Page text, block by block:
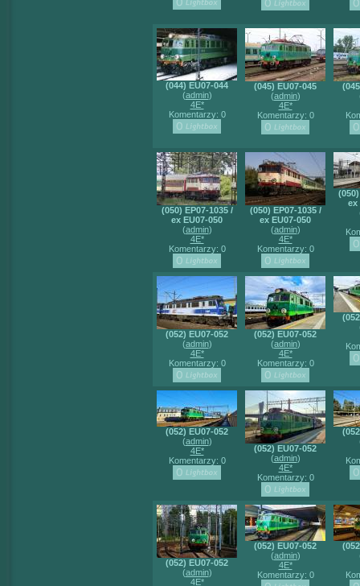
(044) EU07-044
(admin)
4E*
Komentarzy: 0
(045) EU07-045
(admin)
4E*
Komentarzy: 0
(050) EP07-1035 /
ex EU07-050
(admin)
4E*
Komentarzy: 0
(050) EP07-1035 /
ex EU07-050
(admin)
4E*
Komentarzy: 0
ex
(052) EU07-052
(admin)
4E*
Komentarzy: 0
(052) EU07-052
(admin)
4E*
Komentarzy: 0
(052) EU07-052
(admin)
4E*
Komentarzy: 0
(052) EU07-052
(admin)
4E*
Komentarzy: 0
(052) EU07-052
(admin)
4E*
(052) EU07-052
(admin)
4E*
Komentarzy: 0